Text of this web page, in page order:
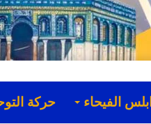
الفيحاء حركة